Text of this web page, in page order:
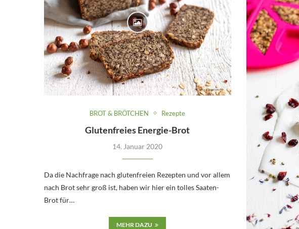
BROT & BRÖTCHEN Rezepte
Glutenfreies Energie-Brot
14. Januar 2020
Da die Nachfrage nach glutenfreien Rezepten und vor allem
nach Brot sehr groß ist, haben wir hier ein tolles Saaten-
Brot für…
MEHR DAZU